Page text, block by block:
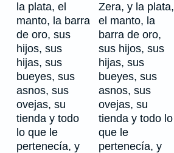
la plata, el
manto, la barra
de oro, sus
hijos, sus
hijas, sus
bueyes, sus
asnos, sus
ovejas, su
tienda y todo
lo que le
pertenecía, y
Zera, y la plata,
el manto, la
barra de oro,
sus hijos, sus
hijas, sus
bueyes, sus
asnos, sus
ovejas, su
tienda y todo lo
que le
pertenecía, y